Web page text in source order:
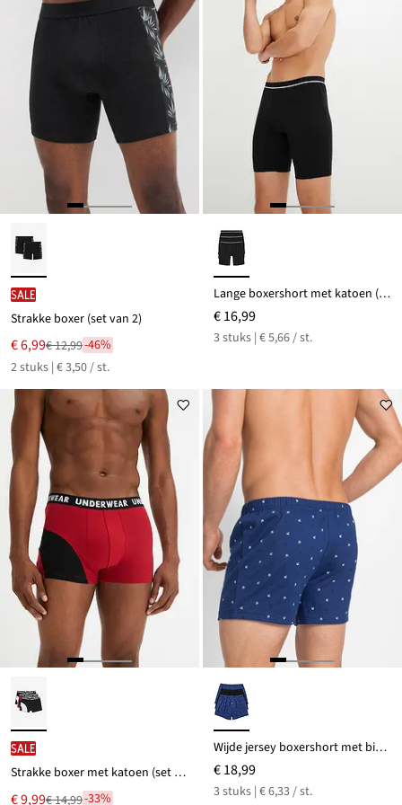
SALE
Strakke boxer (set van 2)
Nu
voor
€ 6,99
Van
€ 12,99
€ 12,99-46%
2 stuks | € 3,50 / st.
Lange boxershort met katoen (set van 3)
€ 16,99
3 stuks | € 5,66 / st.
SALE
Strakke boxer met katoen (set van 3)
Nu
€ 9,99€ 14,99-33%
Wijde jersey boxershort met biologisch katoen (set van 3)
€ 18,99
3 stuks | € 6,33 / st.